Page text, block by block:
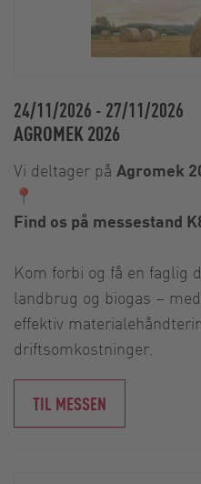
24/11/2026 - 27/11/2026
AGROMEK 2026
Vi deltager på Agromek
📍
Find os på messestand
Kom forbi og få en faglig
landbrug og biogas –
effektiv
driftsomkostninger.
TIL MESSEN